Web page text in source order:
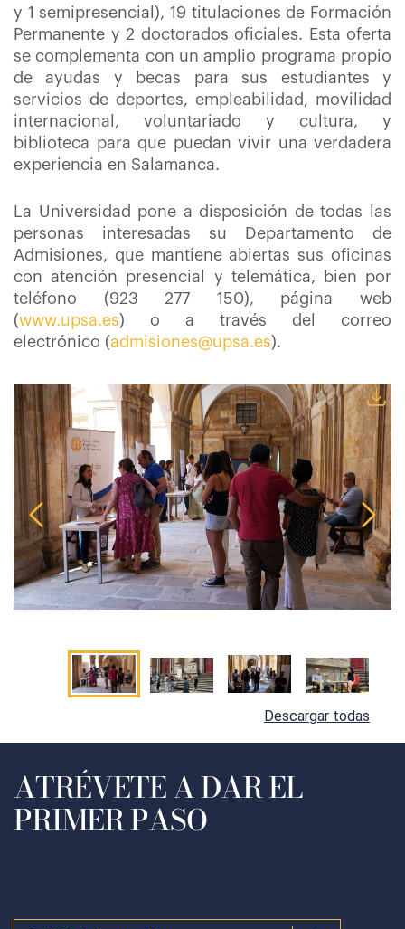
y 1 semipresencial), 19 titulaciones de Formación
Permanente y 2 doctorados oficiales. Esta oferta
se complementa con un amplio programa propio
de ayudas y becas para sus estudiantes y
servicios de deportes, empleabilidad, movilidad
internacional, voluntariado y cultura, y
biblioteca para que puedan vivir una verdadera
experiencia en Salamanca.
La Universidad pone a disposición de todas las
personas interesadas su Departamento de
Admisiones, que mantiene abiertas sus oficinas
con atención presencial y telemática, bien por
teléfono (923 277 150), página web
(www.upsa.es) o a través del correo
electrónico (admisiones@upsa.es).
Descargar todas
ATRÉVETE A DAR EL
PRIMER PASO